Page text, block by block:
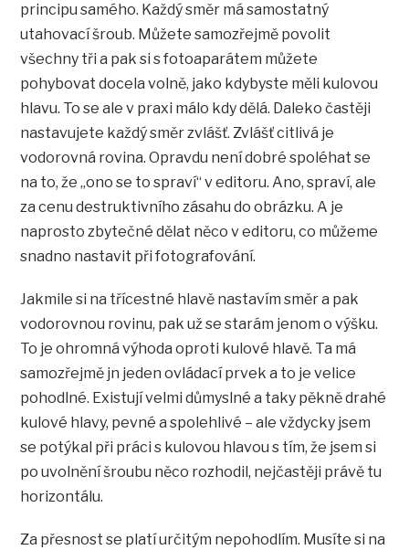
principu samého. Každý směr má samostatný
utahovací šroub. Můžete samozřejmě povolit
všechny tři a pak si s fotoaparátem můžete
pohybovat docela volně, jako kdybyste měli kulovou
hlavu. To se ale v praxi málo kdy dělá. Daleko častěji
nastavujete každý směr zvlášť. Zvlášť citlivá je
vodorovná rovina. Opravdu není dobré spoléhat se
na to, že „ono se to spraví“ v editoru. Ano, spraví, ale
za cenu destruktivního zásahu do obrázku. A je
naprosto zbytečné dělat něco v editoru, co můžeme
snadno nastavit při fotografování.
Jakmile si na třícestné hlavě nastavím směr a pak
vodorovnou rovinu, pak už se starám jenom o výšku.
To je ohromná výhoda oproti kulové hlavě. Ta má
samozřejmě jn jeden ovládací prvek a to je velice
pohodlné. Existují velmi důmyslné a taky pěkně drahé
kulové hlavy, pevné a spolehlivé – ale vždycky jsem
se potýkal při práci s kulovou hlavou s tím, že jsem si
po uvolnění šroubu něco rozhodil, nejčastěji právě tu
horizontálu.
Za přesnost se platí určitým nepohodlím. Musíte si na